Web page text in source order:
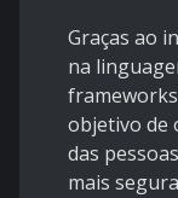
Graças ao
na
objetivo de
das
mais